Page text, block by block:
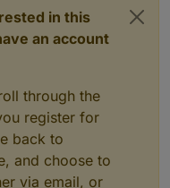
in this
an account
through the
register for
back to
and choose to
via email, or